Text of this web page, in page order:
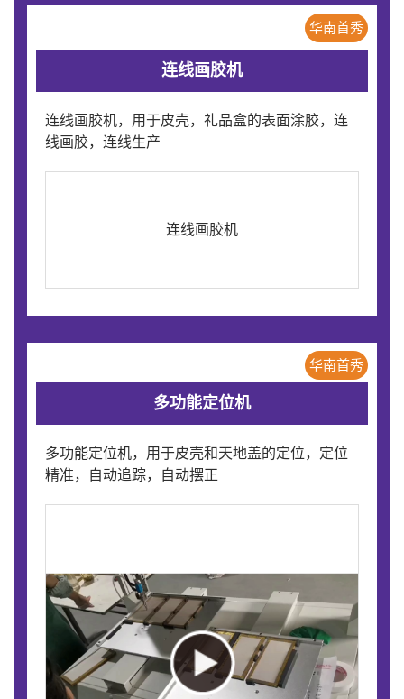
华南首秀
连线画胶机
连线画胶机，用于皮壳，礼品盒的表面涂胶，连
线画胶，连线生产
连线画胶机
华南首秀
多功能定位机
多功能定位机，用于皮壳和天地盖的定位，定位
精准，自动追踪，自动摆正